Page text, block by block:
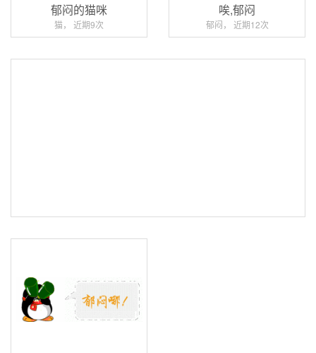
郁闷的猫咪
猫， 近期9次
唉,郁闷
郁闷， 近期12次